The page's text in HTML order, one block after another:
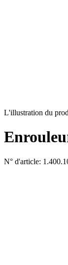
L'illustration du
N° d'article: